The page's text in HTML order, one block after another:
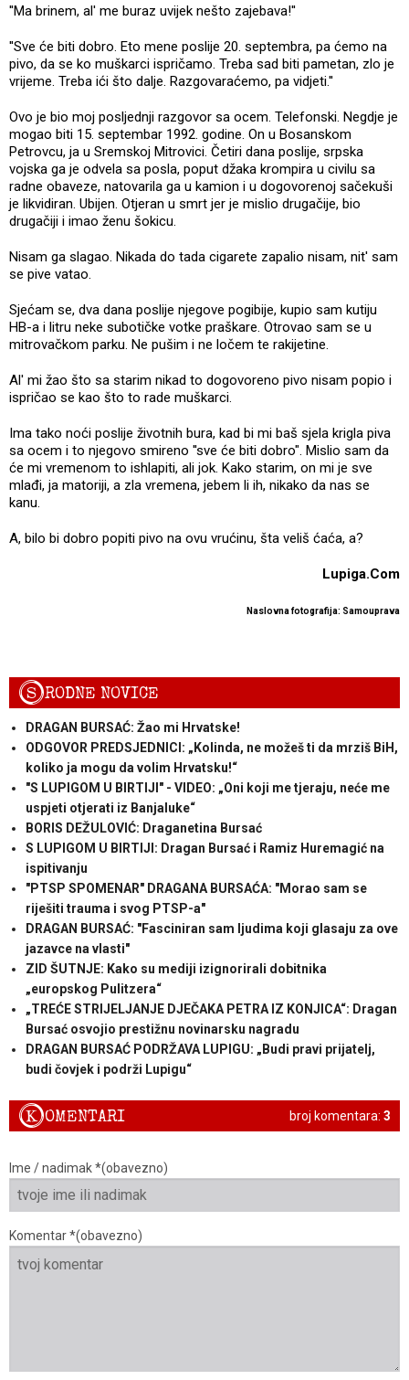
''Ma brinem, al' me buraz uvijek nešto zajebava!''
''Sve će biti dobro. Eto mene poslije 20. septembra, pa ćemo na
pivo, da se ko muškarci ispričamo. Treba sad biti pametan, zlo je
vrijeme. Treba ići što dalje. Razgovaraćemo, pa vidjeti.''
Ovo je bio moj posljednji razgovor sa ocem. Telefonski. Negdje je
mogao biti 15. septembar 1992. godine. On u Bosanskom
Petrovcu, ja u Sremskoj Mitrovici. Četiri dana poslije, srpska
vojska ga je odvela sa posla, poput džaka krompira u civilu sa
radne obaveze, natovarila ga u kamion i u dogovorenoj sačekuši
je likvidiran. Ubijen. Otjeran u smrt jer je mislio drugačije, bio
drugačiji i imao ženu šokicu.
Nisam ga slagao. Nikada do tada cigarete zapalio nisam, nit' sam
se pive vatao.
Sjećam se, dva dana poslije njegove pogibije, kupio sam kutiju
HB-a i litru neke subotičke votke praškare. Otrovao sam se u
mitrovačkom parku. Ne pušim i ne ločem te rakijetine.
Al' mi žao što sa starim nikad to dogovoreno pivo nisam popio i
ispričao se kao što to rade muškarci.
Ima tako noći poslije životnih bura, kad bi mi baš sjela krigla piva
sa ocem i to njegovo smireno ''sve će biti dobro". Mislio sam da
će mi vremenom to ishlapiti, ali jok. Kako starim, on mi je sve
mlađi, ja matoriji, a zla vremena, jebem li ih, nikako da nas se
kanu.
A, bilo bi dobro popiti pivo na ovu vrućinu, šta veliš ćaća, a?
Lupiga.Com
Naslovna fotografija: Samouprava
SRODNE NOVICE
DRAGAN BURSAĆ: Žao mi Hrvatske!
ODGOVOR PREDSJEDNICI: „Kolinda, ne možeš ti da mrziš BiH,
koliko ja mogu da volim Hrvatsku!“
"S LUPIGOM U BIRTIJI" - VIDEO: „Oni koji me tjeraju, neće me
uspjeti otjerati iz Banjaluke“
BORIS DEŽULOVIĆ: Draganetina Bursać
S LUPIGOM U BIRTIJI: Dragan Bursać i Ramiz Huremagić na
ispitivanju
"PTSP SPOMENAR" DRAGANA BURSAĆA: "Morao sam se
riješiti trauma i svog PTSP-a"
DRAGAN BURSAĆ: "Fasciniran sam ljudima koji glasaju za ove
jazavce na vlasti"
ZID ŠUTNJE: Kako su mediji izignorirali dobitnika
„europskog Pulitzera“
„TREĆE STRIJELJANJE DJEČAKA PETRA IZ KONJICA“: Dragan
Bursać osvojio prestižnu novinarsku nagradu
DRAGAN BURSAĆ PODRŽAVA LUPIGU: „Budi pravi prijatelj,
budi čovjek i podrži Lupigu“
broj komentara: 3
KOMENTARI
Ime / nadimak *(obavezno)
Komentar *(obavezno)